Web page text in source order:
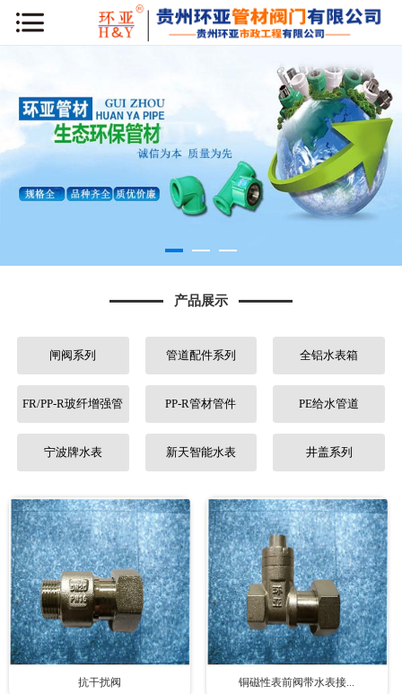
产品展示
闸阀系列 管道配件系列 全铝水表箱
FR/PP-R玻纤增强管 PP-R管材管件 PE给水管道
宁波牌水表 新天智能水表 井盖系列
抗干扰阀 铜磁性表前阀带水表接...
公司简介
荣誉资质
行业知识
联系我们